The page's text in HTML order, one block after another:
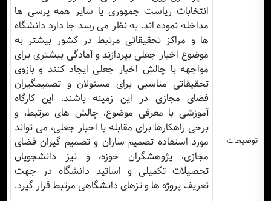
توضیحات
انتخابات ریاست جمهوری یا سایر همه پرسی ها
مداخله نموده اند. به نظر می رسد جا دارد دانشگاه
ها و مراکز تحقیقاتی مرتبط در کشور بیشتر به
موضوع اخبار جعلی بپردازند و آمادگی بیشتری برای
مواجهه با چالش اخبار جعلی ایجاد کنند و بازوی
تحقیقاتی مناسبی برای مسئولان و تصمیمگیران
فضای مجازی در این زمینه باشند. این کارگاه
آموزشی با معرفی موضوع، چالش های مرتبط، و
برخی راهکارها برای مقابله با اخبار جعلی، می تواند
مورد استفاده تصمیم سازان و تصمیم گیران فضای
مجازی، پژوهشگران حوزه، و نیز دانشجویان
تحصیلات تکمیلی و اساتید دانشگاه در جهت
تعریف پروژه ها و تزهای دانشگاهی مرتبط قرار گیرد.